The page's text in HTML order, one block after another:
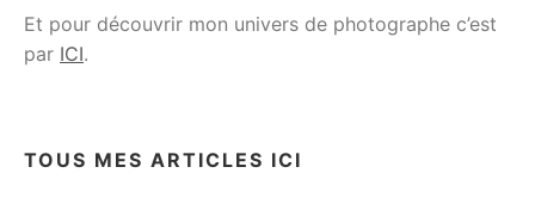
Et pour découvrir mon univers de photographe c’est
par ICI.
TOUS MES ARTICLES ICI